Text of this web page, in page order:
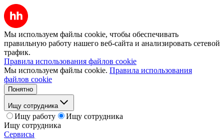
Мы используем файлы cookie, чтобы обеспечивать
правильную работу нашего веб-сайта и анализировать сетевой
трафик.
Правила использования файлов cookie
Мы используем файлы cookie. Правила использования
файлов cookie
Понятно
Ищу сотрудника
Ищу работу
Ищу сотрудника
Ищу сотрудника
Сервисы